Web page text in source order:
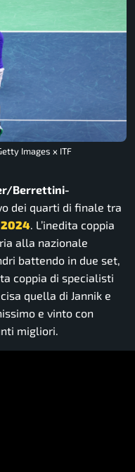
Images x ITF
Berrettini-
dei quarti di finale tra
2024. L’inedita coppia
alla nazionale
battendo in due set,
coppia di specialisti
quella di Jannik e
e vinto con
migliori.